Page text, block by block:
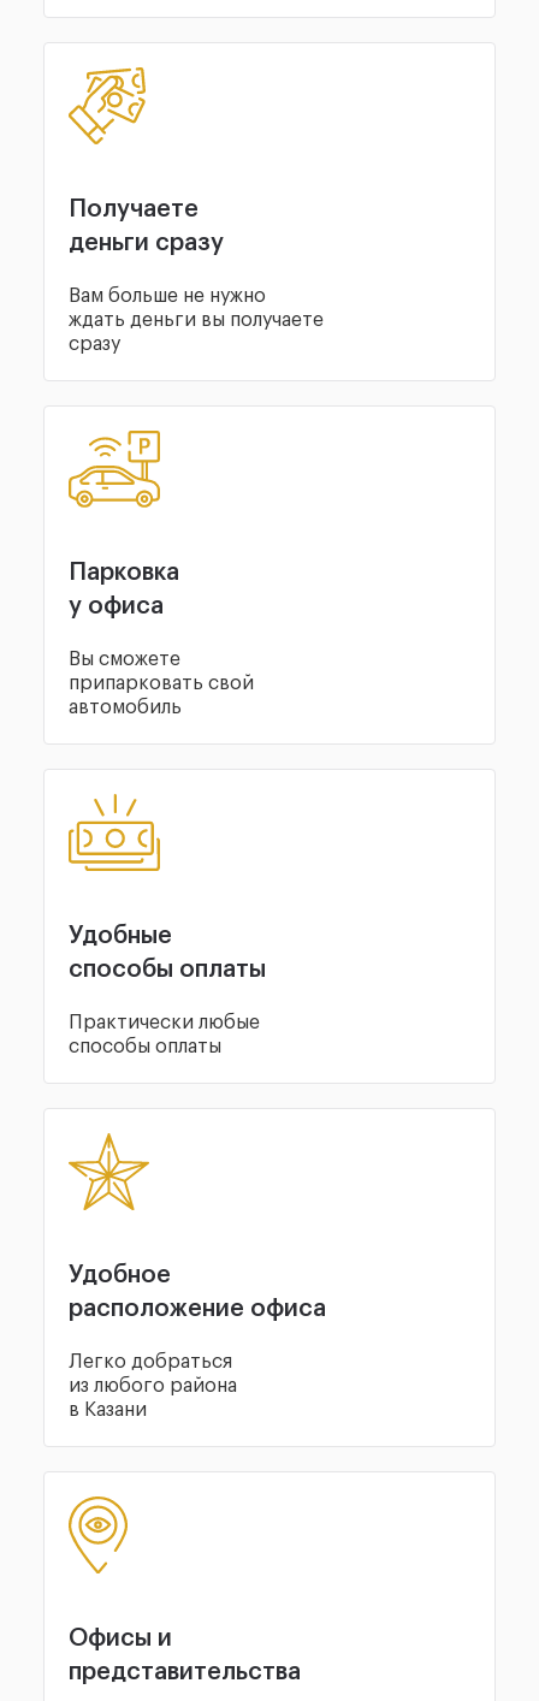
Получаете
деньги сразу
Вам больше не нужно
ждать деньги вы получаете
сразу
Парковка
у офиса
Вы сможете
припарковать свой
автомобиль
Удобные
способы оплаты
Практически любые
способы оплаты
Удобное
расположение офиса
Легко добраться
из любого района
в Казани
Офисы и
представительства